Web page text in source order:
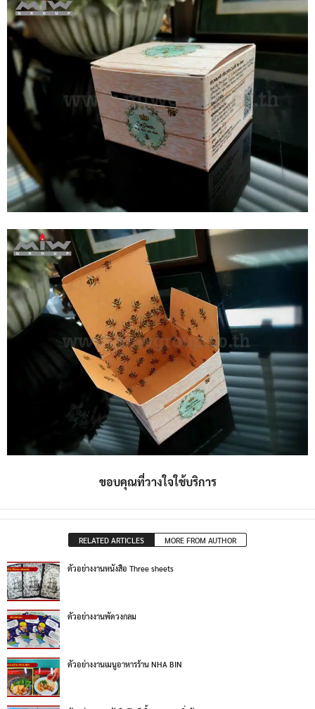
ขอบคุณที่วางใจใช้บริการ
RELATED ARTICLES MORE FROM AUTHOR
ตัวอย่างงานหนังสือ Three sheets
ตัวอย่างงานพัดวงกลม
ตัวอย่างงานเมนูอาหารร้าน NHA BIN